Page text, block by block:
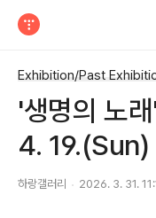
Exhibition/Past
'생명의 노
4. 19.(Sun)
하랑갤러리 2026. 3. 31.